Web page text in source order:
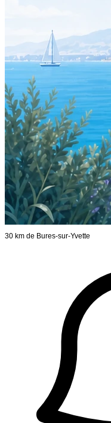
30 km de Bures-sur-Yvette